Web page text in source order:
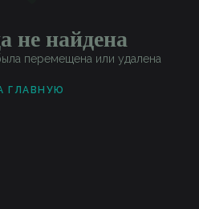
не найдена
перемещена или удалена
ГЛАВНУЮ